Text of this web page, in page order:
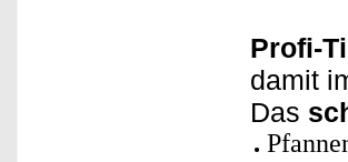
Profi-
damit
Das